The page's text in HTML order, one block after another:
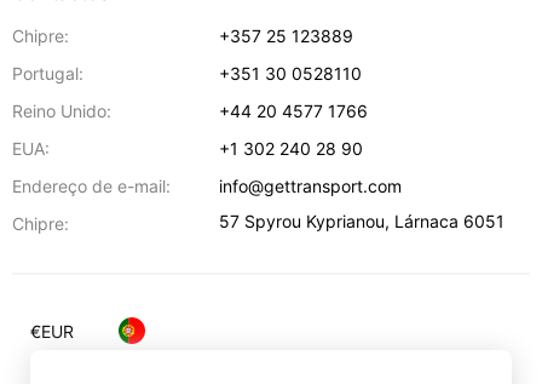
Chipre:
+357 25 123889
Portugal:
+351 30 0528110
Reino Unido:
+44 20 4577 1766
EUA:
+1 302 240 28 90
Endereço de e-mail:
info@gettransport.com
Chipre:
57 Spyrou Kyprianou, Lárnaca 6051
€EUR